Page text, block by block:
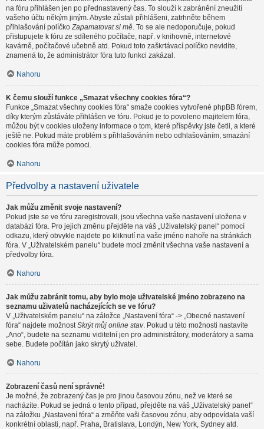
na fóru přihlášen jen po přednastavený čas. To slouží k zabránění zneužití
vašeho účtu někým jiným. Abyste zůstali přihlášeni, zatrhněte během
přihlašování políčkoZapamatovat si mě. To se ale nedoporučuje, pokud
přistupujete k fóru ze sdíleného počítače, např. v knihovně, internetové
kavárně, počítačové učebně atd. Pokud toto zaškrtávací políčko nevidíte,
znamená to, že administrátor fóra tuto funkci zakázal.
Nahoru
K čemu slouží funkce „Smazat všechny cookies fóra“?
Funkce „Smazat všechny cookies fóra“ smaže cookies vytvořené phpBB fórem,
díky kterým zůstáváte přihlášen ve fóru. Pokud je to povoleno majitelem fóra,
můžou být v cookies uloženy informace o tom, které příspěvky jste četli, a které
ještě ne. Pokud máte problém s přihlašováním nebo odhlašováním, smazání
cookies fóra může pomoci.
Nahoru
Předvolby a nastavení uživatele
Jak můžu změnit svoje nastavení?
Pokud jste se ve fóru zaregistrovali, jsou všechna vaše nastavení uložena v
databázi fóra. Pro jejich změnu přejděte na váš „Uživatelský panel“ pomocí
odkazu, který obvykle najdete po kliknutí na vaše jméno nahoře na stránkách
fóra. V „Uživatelském panelu“ budete moci změnit všechna vaše nastavení a
předvolby fóra.
Nahoru
Jak můžu zabránit tomu, aby bylo moje uživatelské jméno zobrazeno na
seznamu uživatelů nacházejících se ve fóru?
V „Uživatelském panelu“ na záložce „Nastavení fóra“ -> „Obecné nastavení
fóra“ najdete možnostSkrýt můj online stav. Pokud u této možnosti nastavíte
„Ano“, budete na seznamu viditelní jen pro administrátory, moderátory a sama
sebe. Budete počítán jako skrytý uživatel.
Nahoru
Zobrazení časů není správné!
Je možné, že zobrazený čas je pro jinou časovou zónu, než ve které se
nacházíte. Pokud se jedná o tento případ, přejděte na váš „Uživatelský panel“
na záložku „Nastavení fóra“ a změňte vaši časovou zónu, aby odpovídala vaší
konkrétní oblasti, např. Praha, Bratislava, Londýn, New York, Sydney atd.